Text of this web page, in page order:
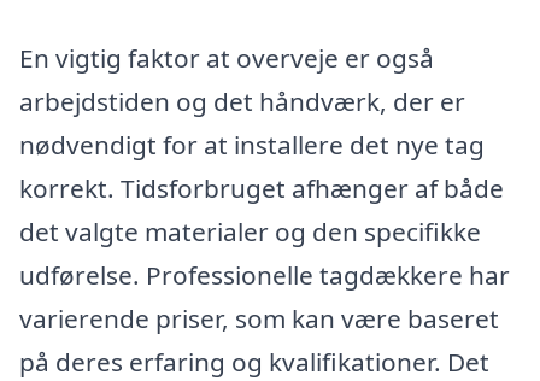
En vigtig faktor at overveje er også
arbejdstiden og det håndværk, der er
nødvendigt for at installere det nye tag
korrekt. Tidsforbruget afhænger af både
det valgte materialer og den specifikke
udførelse. Professionelle tagdækkere har
varierende priser, som kan være baseret
på deres erfaring og kvalifikationer. Det